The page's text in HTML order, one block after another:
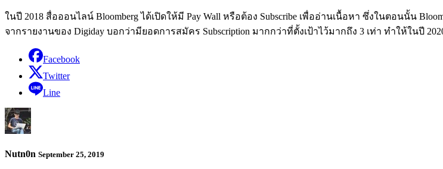
ในปี 2018 สื่อออนไลน์ Bloomberg ได้เปิดให้มี Pay Wall หรือต้อง Subscribe เพื่ออ่านเนื้อหา ซึ่งในตอนนั้น
จากรายงานของ Digiday บอกว่ามียอดการสมัคร Subscription มากกว่าที่ตั้งเป้าไว้มากถึง 3 เท่า ทำให้ในปี
Facebook
Twitter
Line
Nutn0n September 25, 2019